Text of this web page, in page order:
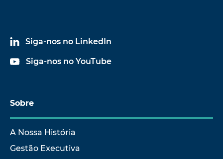
Siga-nos no LinkedIn
Siga-nos no YouTube
Sobre
A Nossa História
Gestão Executiva